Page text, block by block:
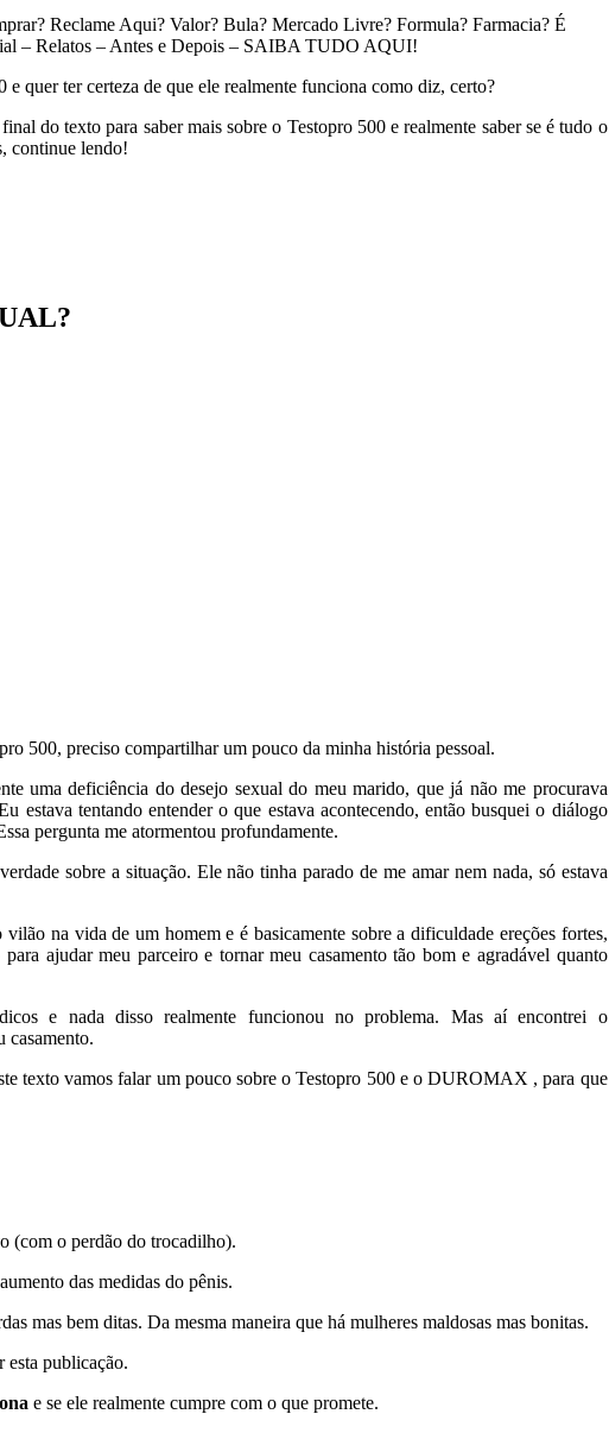
Reclame Aqui? Valor? Bula? Mercado Livre? Formula? Farmacia? É
– Relatos – Antes e Depois – SAIBA TUDO AQUI!
quer ter certeza de que ele realmente funciona como diz, certo?
do texto para saber mais sobre o Testopro 500 e realmente saber se é tudo o
continue lendo!
500, preciso compartilhar um pouco da minha história pessoal.
uma deficiência do desejo sexual do meu marido, que já não me procurava
estava tentando entender o que estava acontecendo, então busquei o diálogo
pergunta me atormentou profundamente.
sobre a situação. Ele não tinha parado de me amar nem nada, só estava
na vida de um homem e é basicamente sobre a dificuldade ereções fortes,
ajudar meu parceiro e tornar meu casamento tão bom e agradável quanto
e nada disso realmente funcionou no problema. Mas aí encontrei o
texto vamos falar um pouco sobre o Testopro 500 e o DUROMAX , para que
(com o perdão do trocadilho).
das medidas do pênis.
mas bem ditas. Da mesma maneira que há mulheres maldosas mas bonitas.
esta publicação.
e se ele realmente cumpre com o que promete.